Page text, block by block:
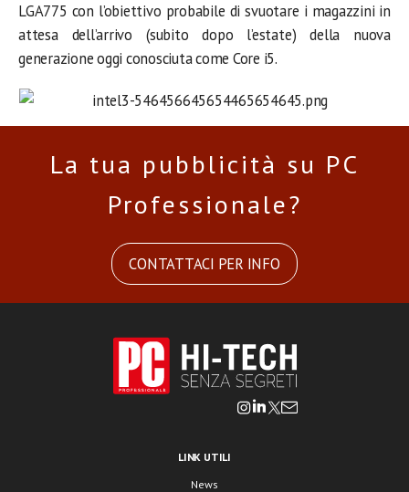
LGA775 con l’obiettivo probabile di svuotare i magazzini in
attesa dell’arrivo (subito dopo l’estate) della nuova
generazione oggi conosciuta come Core i5.
La tua pubblicità su PC
Professionale?
CONTATTACI PER INFO
LINK UTILI
News